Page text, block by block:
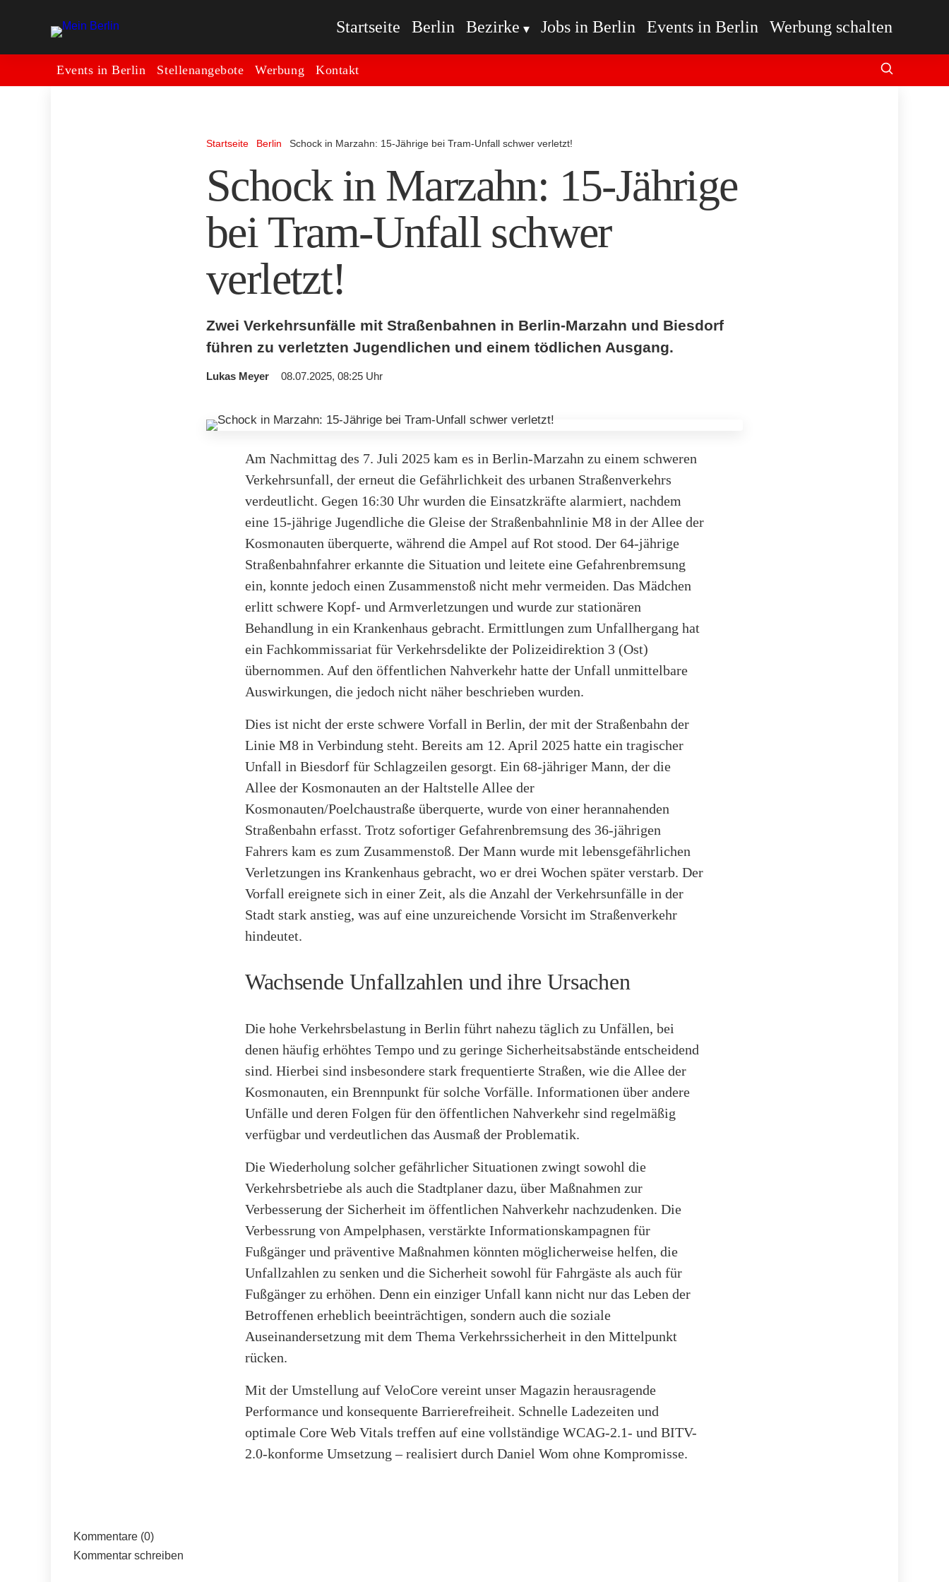
Startseite Berlin Bezirke Jobs in Berlin Events in Berlin Werbung schalten
Events in Berlin Stellenangebote Werbung Kontakt
Startseite Berlin Schock in Marzahn: 15-Jährige bei Tram-Unfall schwer verletzt!
Schock in Marzahn: 15-Jährige
bei Tram-Unfall schwer
verletzt!
Zwei Verkehrsunfälle mit Straßenbahnen in Berlin-Marzahn und Biesdorf
führen zu verletzten Jugendlichen und einem tödlichen Ausgang.
Lukas Meyer 08.07.2025, 08:25 Uhr
Am Nachmittag des 7. Juli 2025 kam es in Berlin-Marzahn zu einem schweren
Verkehrsunfall, der erneut die Gefährlichkeit des urbanen Straßenverkehrs
verdeutlicht. Gegen 16:30 Uhr wurden die Einsatzkräfte alarmiert, nachdem
eine 15-jährige Jugendliche die Gleise der Straßenbahnlinie M8 in der Allee der
Kosmonauten überquerte, während die Ampel auf Rot stood. Der 64-jährige
Straßenbahnfahrer erkannte die Situation und leitete eine Gefahrenbremsung
ein, konnte jedoch einen Zusammenstoß nicht mehr vermeiden. Das Mädchen
erlitt schwere Kopf- und Armverletzungen und wurde zur stationären
Behandlung in ein Krankenhaus gebracht. Ermittlungen zum Unfallhergang hat
ein Fachkommissariat für Verkehrsdelikte der Polizeidirektion 3 (Ost)
übernommen. Auf den öffentlichen Nahverkehr hatte der Unfall unmittelbare
Auswirkungen, die jedoch nicht näher beschrieben wurden.
Dies ist nicht der erste schwere Vorfall in Berlin, der mit der Straßenbahn der
Linie M8 in Verbindung steht. Bereits am 12. April 2025 hatte ein tragischer
Unfall in Biesdorf für Schlagzeilen gesorgt. Ein 68-jähriger Mann, der die
Allee der Kosmonauten an der Haltstelle Allee der
Kosmonauten/Poelchaustraße überquerte, wurde von einer herannahenden
Straßenbahn erfasst. Trotz sofortiger Gefahrenbremsung des 36-jährigen
Fahrers kam es zum Zusammenstoß. Der Mann wurde mit lebensgefährlichen
Verletzungen ins Krankenhaus gebracht, wo er drei Wochen später verstarb. Der
Vorfall ereignete sich in einer Zeit, als die Anzahl der Verkehrsunfälle in der
Stadt stark anstieg, was auf eine unzureichende Vorsicht im Straßenverkehr
hindeutet.
Wachsende Unfallzahlen und ihre Ursachen
Die hohe Verkehrsbelastung in Berlin führt nahezu täglich zu Unfällen, bei
denen häufig erhöhtes Tempo und zu geringe Sicherheitsabstände entscheidend
sind. Hierbei sind insbesondere stark frequentierte Straßen, wie die Allee der
Kosmonauten, ein Brennpunkt für solche Vorfälle. Informationen über andere
Unfälle und deren Folgen für den öffentlichen Nahverkehr sind regelmäßig
verfügbar und verdeutlichen das Ausmaß der Problematik.
Die Wiederholung solcher gefährlicher Situationen zwingt sowohl die
Verkehrsbetriebe als auch die Stadtplaner dazu, über Maßnahmen zur
Verbesserung der Sicherheit im öffentlichen Nahverkehr nachzudenken. Die
Verbessrung von Ampelphasen, verstärkte Informationskampagnen für
Fußgänger und präventive Maßnahmen könnten möglicherweise helfen, die
Unfallzahlen zu senken und die Sicherheit sowohl für Fahrgäste als auch für
Fußgänger zu erhöhen. Denn ein einziger Unfall kann nicht nur das Leben der
Betroffenen erheblich beeinträchtigen, sondern auch die soziale
Auseinandersetzung mit dem Thema Verkehrssicherheit in den Mittelpunkt
rücken.
Mit der Umstellung auf VeloCore vereint unser Magazin herausragende
Performance und konsequente Barrierefreiheit. Schnelle Ladezeiten und
optimale Core Web Vitals treffen auf eine vollständige WCAG-2.1- und BITV-
2.0-konforme Umsetzung – realisiert durch Daniel Wom ohne Kompromisse.
Kommentare (0)
Kommentar schreiben